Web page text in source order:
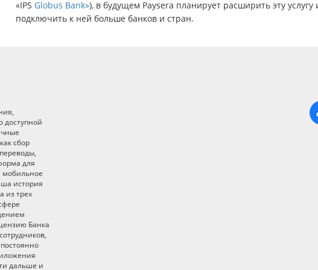
«IPS Globus Bank»), в будущем Paysera планирует расширить эту услугу
подключить к ней больше банков и стран.
доступной
сбор
для
мобильное
история
из трех
Банка
дальше и